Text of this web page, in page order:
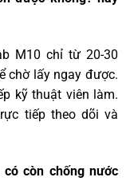
M10 chỉ từ 20-30
chờ lấy ngay được.
kỹ thuật viên làm.
tiếp theo dõi và
còn chống nước